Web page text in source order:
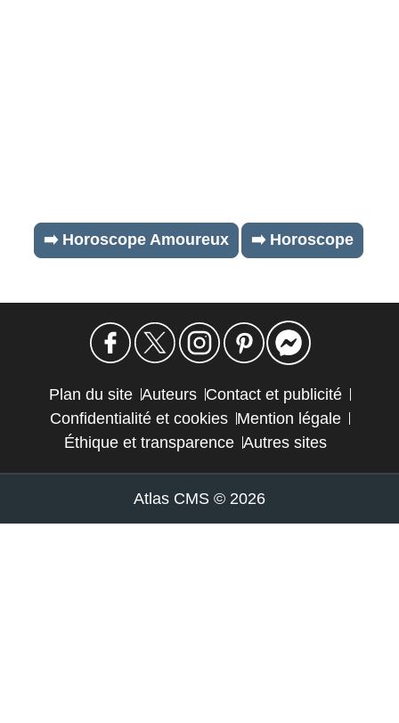
➡️ Horoscope Amoureux ➡️ Horoscope
Plan du site Auteurs Contact et publicité
Confidentialité et cookies Mention légale
Éthique et transparence Autres sites
Atlas CMS © 2026